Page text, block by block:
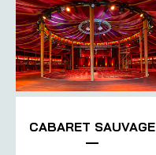
CABARET SAUVAGE